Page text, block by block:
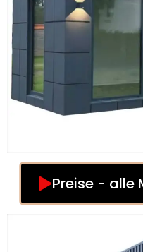
Preise - alle